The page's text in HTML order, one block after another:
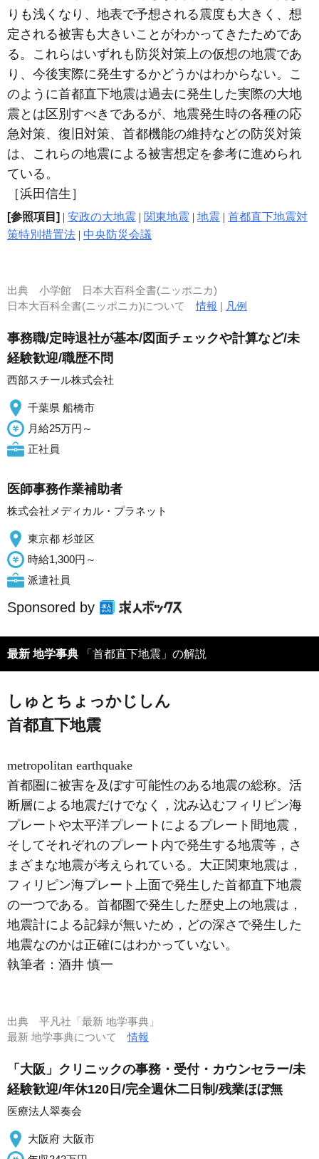
りも浅くなり、地表で予想される震度も大きく、想
定される被害も大きいことがわかってきたためであ
る。これらはいずれも防災対策上の仮想の地震であ
り、今後実際に発生するかどうかはわからない。こ
のように首都直下地震は過去に発生した実際の大地
震とは区別すべきであるが、地震発生時の各種の応
急対策、復旧対策、首都機能の維持などの防災対策
は、これらの地震による被害想定を参考に進められ
ている。
［浜田信生］
[参照項目] | 安政の大地震 | 関東地震 | 地震 | 首都直下地震対
策特別措置法 | 中央防災会議
出典 小学館 日本大百科全書(ニッポニカ)
日本大百科全書(ニッポニカ)について情報 | 凡例
事務職/定時退社が基本/図面チェックや計算など/未
経験歓迎/職歴不問
西部スチール株式会社
千葉県 船橋市
月給25万円～
正社員
医師事務作業補助者
株式会社メディカル・プラネット
東京都 杉並区
時給1,300円～
派遣社員
Sponsored by
最新 地学事典 「首都直下地震」の解説
しゅとちょっかじしん
首都直下地震
metropolitan earthquake
首都圏に被害を及ぼす可能性のある地震の総称。活
断層による地震だけでなく，沈み込むフィリピン海
プレートや太平洋プレートによるプレート間地震，
そしてそれぞれのプレート内で発生する地震等，さ
まざまな地震が考えられている。大正関東地震は，
フィリピン海プレート上面で発生した首都直下地震
の一つである。首都圏で発生した歴史上の地震は，
地震計による記録が無いため，どの深さで発生した
地震なのかは正確にはわかっていない。
執筆者： 酒井 慎一
出典 平凡社「最新 地学事典」
最新 地学事典について情報
「大阪」クリニックの事務・受付・カウンセラー/未
経験歓迎/年休120日/完全週休二日制/残業ほぼ無
医療法人翠奏会
大阪府 大阪市